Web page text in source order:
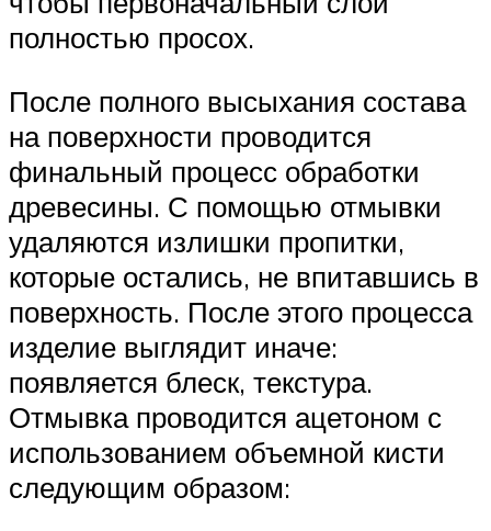
полностью просох.
После полного высыхания состава
на поверхности проводится
финальный процесс обработки
древесины. С помощью отмывки
удаляются излишки пропитки,
которые остались, не впитавшись в
поверхность. После этого процесса
изделие выглядит иначе:
появляется блеск, текстура.
Отмывка проводится ацетоном с
использованием объемной кисти
следующим образом: